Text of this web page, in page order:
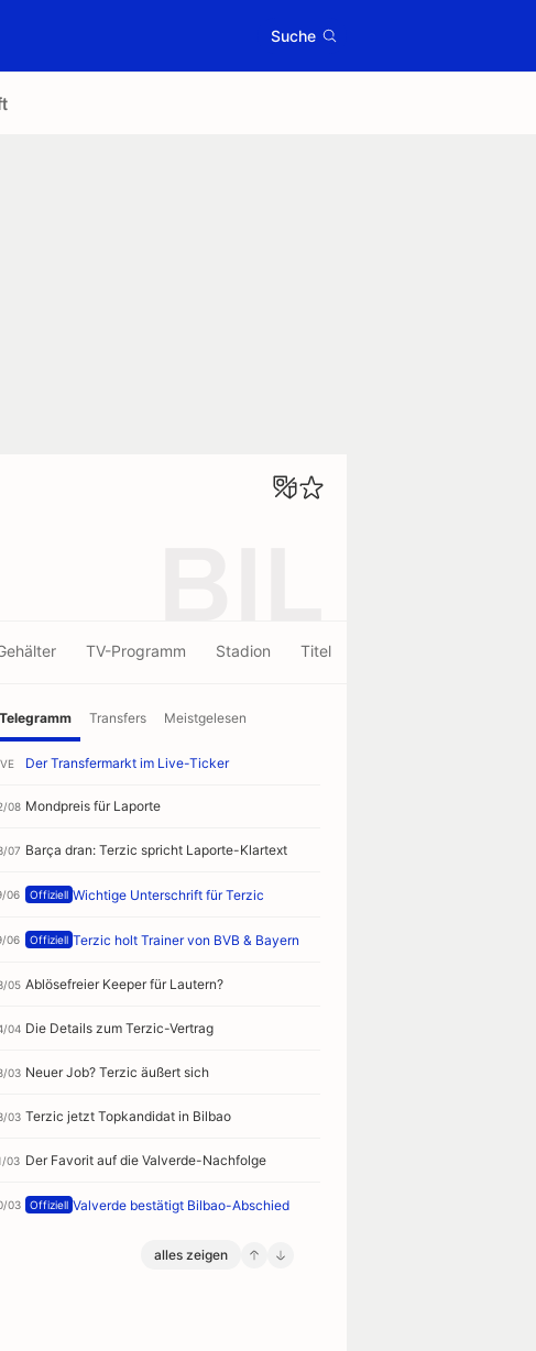
Suche
TV-Programm Stadion Titel
Trikot Event 2025/2026
Telegramm Transfers Meistgelesen
Der Transfermarkt im Live-Ticker
08 Mondpreis für Laporte
07 Barça dran: Terzic spricht Laporte-Klartext
06 Offiziell Wichtige Unterschrift für Terzic
06 Offiziell Terzic holt Trainer von BVB & Bayern
05 Ablösefreier Keeper für Lautern?
04 Die Details zum Terzic-Vertrag
03 Neuer Job? Terzic äußert sich
03 Terzic jetzt Topkandidat in Bilbao
03 Der Favorit auf die Valverde-Nachfolge
03 Offiziell Valverde bestätigt Bilbao-Abschied
alles zeigen